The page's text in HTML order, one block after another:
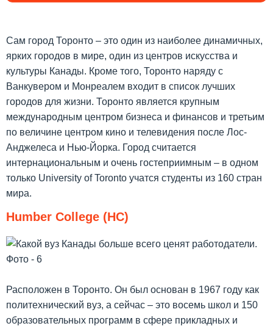
Сам город Торонто – это один из наиболее динамичных,
ярких городов в мире, один из центров искусства и
культуры Канады. Кроме того, Торонто наряду с
Ванкувером и Монреалем входит в список лучших
городов для жизни. Торонто является крупным
международным центром бизнеса и финансов и третьим
по величине центром кино и телевидения после Лос-
Анджелеса и Нью-Йорка. Город считается
интернациональным и очень гостеприимным – в одном
только University of Toronto учатся студенты из 160 стран
мира.
Humber College (HC)
Расположен в Торонто. Он был основан в 1967 году как
политехнический вуз, а сейчас – это восемь школ и 150
образовательных программ в сфере прикладных и